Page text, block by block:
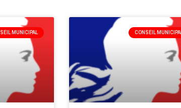
MUNICIPAL CONSEIL MUNICIPAL